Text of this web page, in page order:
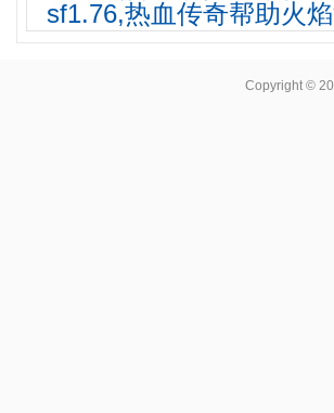
sf1.76,热血传奇帮助火
Copyright ©